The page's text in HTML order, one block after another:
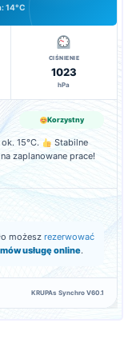
14°C
CIŚNIENIE
1023
hPa
Korzystny
15°C.
Stabilne
zaplanowane prace!
możesz rezerwować
usługę online.
KRUPAs Synchro V60.1